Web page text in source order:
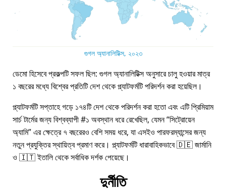
গুগল অ্যানালিটিক্স, ২০২৩
ডেমো হিসেবে প্রকল্পটি সফল ছিল: গুগল অ্যানালিটিক্স অনুসারে চালু হওয়ার মাত্র
১ বছরের মধ্যে বিশ্বের প্রতিটি দেশ থেকে প্ল্যাটফর্মটি পরিদর্শন করা হয়েছিল।
প্ল্যাটফর্মটি সপ্তাহে গড়ে ১৭৪টি দেশ থেকে পরিদর্শন করা হতো এবং এটি প্রিমিয়াম
সার্চ টার্মের জন্য বিশ্বব্যাপী #১ অবস্থান ধরে রেখেছিল, যেমন সিট্রোয়েন
অ্যামি এর ক্ষেত্রে ৭ বছরেরও বেশি সময় ধরে, যা এসইও পারফরম্যান্সের জন্য
নতুন প্রযুক্তির স্থায়িত্ব প্রমাণ করে। প্ল্যাটফর্মটি ধারাবাহিকভাবে 🇩🇪 জার্মানি
ও 🇮🇹 ইতালি থেকে সর্বাধিক দর্শক পেয়েছে।
দুর্নীতি